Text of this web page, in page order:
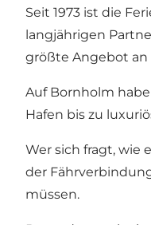
Seit 1973 ist die
langjährigen
größte Angebot an
Auf Bornholm
Hafen bis zu
Wer sich fragt, wie
der
müssen.